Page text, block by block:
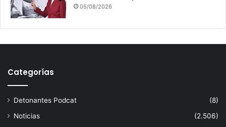
05/08/2026
Categorías
Detonantes Podcat
(8)
Noticias
(2.506)